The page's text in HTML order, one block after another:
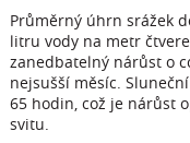
Průměrný úhrn srážek
litru vody na metr
zanedbatelný nárůst o
nejsušší měsíc.
65 hodin, což je nárůst
svitu.